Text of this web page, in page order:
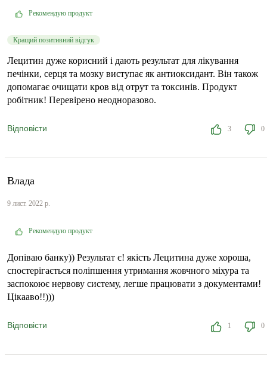
Рекомендую продукт
Кращий позитивний відгук
Лецитин дуже корисний і дають результат для лікування
печінки, серця та мозку виступає як антиоксидант. Він також
допомагає очищати кров від отрут та токсинів. Продукт
робітник! Перевірено неодноразово.
Відповісти 3 0
Влада
9 лист. 2022 р.
Рекомендую продукт
Допіваю банку)) Результат є! якість Лецитина дуже хороша,
спостерігається поліпшення утримання жовчного міхура та
заспокоює нервову систему, легше працювати з документами!
Цікааво!!)))
Відповісти 1 0